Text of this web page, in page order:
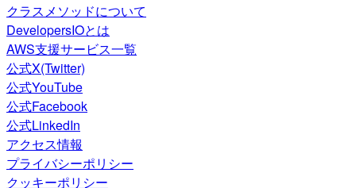
クラスメソッドについて
DevelopersIOとは
AWS支援サービス一覧
公式X(Twitter)
公式YouTube
公式Facebook
公式LinkedIn
アクセス情報
プライバシーポリシー
クッキーポリシー